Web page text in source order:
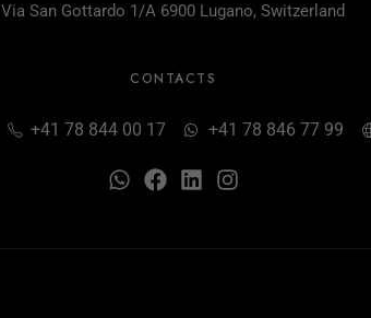
Via San Gottardo 1/A 6900 Lugano, Switzerland
CONTACTS
+41 78 844 00 17 +41 78 846 77 99